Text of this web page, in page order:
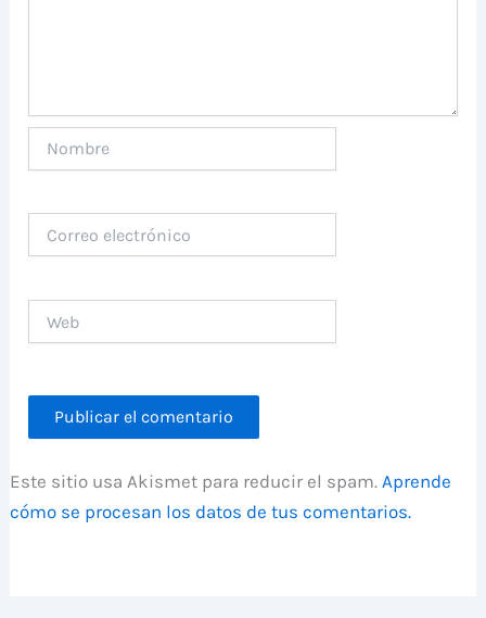
electrónico
Este sitio usa Akismet para reducir el spam.Aprende
cómo se procesan los datos de tus comentarios.